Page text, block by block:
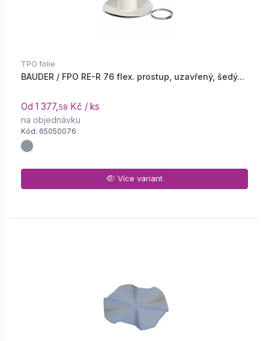
TPO folie
BAUDER / FPO RE-R 76 flex. prostup, uzavřený, šedý...
Od 1 377,58 Kč / ks
na objednávku
Kód: 65050076
Více variant